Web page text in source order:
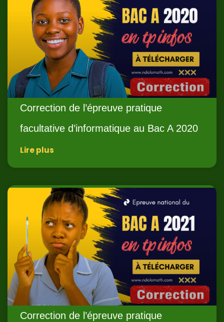
Correction de l’épreuve pratique
facultative d’informatique au Bac A 2020
Lire plus
Correction de l’épreuve pratique